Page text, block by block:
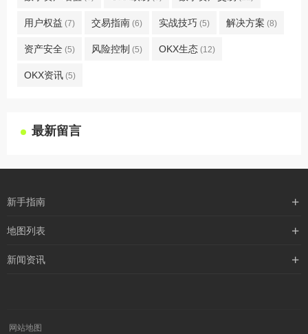
用户权益 (7) 交易指南 (6) 实战技巧 (5) 解决方案 (8)
资产安全 (5) 风险控制 (5) OKX生态 (12)
OKX资讯 (5)
最新留言
新手指南
购买流程
地图列表
最新文章
新闻资讯
媒体新闻
网站地图